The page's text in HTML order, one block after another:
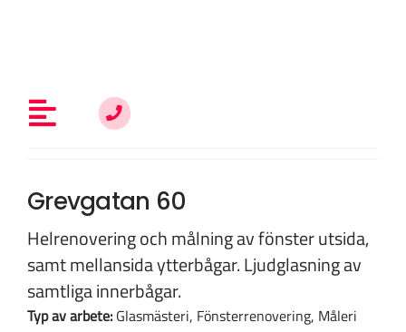
Toggle
Navigation
Vem är du?
Kunskap & inspiration
Grevgatan 60
Helrenovering och målning av fönster utsida,
samt mellansida ytterbågar. Ljudglasning av
samtliga innerbågar.
Typ av arbete:Glasmästeri, Fönsterrenovering, Måleri